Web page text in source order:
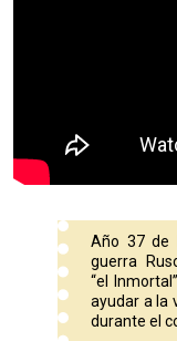
Año 37 de
guerra
“el
ayudar a la
durante el